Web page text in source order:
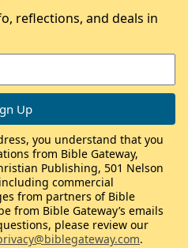
reflections, and deals in
you understand that you
from Bible Gateway,
Publishing, 501 Nelson
commercial
from partners of Bible
from Bible Gateway’s emails
please review our
.